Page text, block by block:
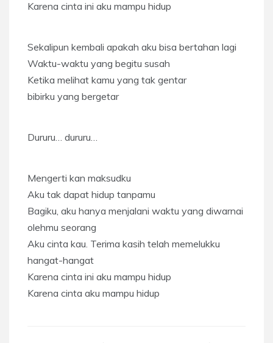
Karena cinta ini aku mampu hidup
Sekalipun kembali apakah aku bisa bertahan lagi
Waktu-waktu yang begitu susah
Ketika melihat kamu yang tak gentar
bibirku yang bergetar
Dururu… dururu…
Mengerti kan maksudku
Aku tak dapat hidup tanpamu
Bagiku, aku hanya menjalani waktu yang diwarnai
olehmu seorang
Aku cinta kau. Terima kasih telah memelukku
hangat-hangat
Karena cinta ini aku mampu hidup
Karena cinta aku mampu hidup